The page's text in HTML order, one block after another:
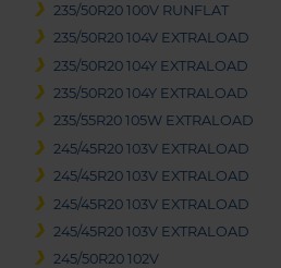
235/50R20 100V RUNFLAT
235/50R20 104V EXTRALOAD
235/50R20 104Y EXTRALOAD
235/50R20 104Y EXTRALOAD
235/55R20 105W EXTRALOAD
245/45R20 103V EXTRALOAD
245/45R20 103V EXTRALOAD
245/45R20 103V EXTRALOAD
245/45R20 103V EXTRALOAD
245/50R20 102V